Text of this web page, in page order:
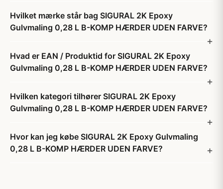
Hvilket mærke står bag SIGURAL 2K Epoxy
Gulvmaling 0,28 L B-KOMP HÆRDER UDEN FARVE?
Hvad er EAN / Produktid for SIGURAL 2K Epoxy
Gulvmaling 0,28 L B-KOMP HÆRDER UDEN FARVE?
Hvilken kategori tilhører SIGURAL 2K Epoxy
Gulvmaling 0,28 L B-KOMP HÆRDER UDEN FARVE?
Hvor kan jeg købe SIGURAL 2K Epoxy Gulvmaling
0,28 L B-KOMP HÆRDER UDEN FARVE?